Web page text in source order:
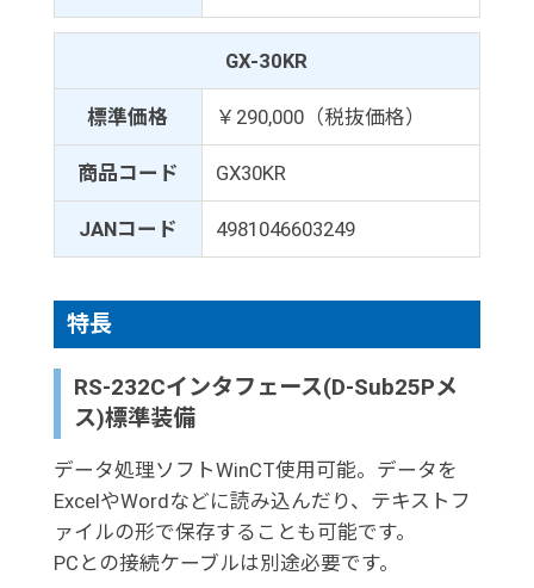
GX-30KR
標準価格 ￥290,000（税抜価格）
商品コード GX30KR
JANコード 4981046603249
特長
RS-232Cインタフェース(D-Sub25Pメ
ス)標準装備
データ処理ソフトWinCT使用可能。データを
ExcelやWordなどに読み込んだり、テキストフ
ァイルの形で保存することも可能です。
PCとの接続ケーブルは別途必要です。